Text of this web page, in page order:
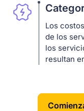
Los
de los
los
resultan